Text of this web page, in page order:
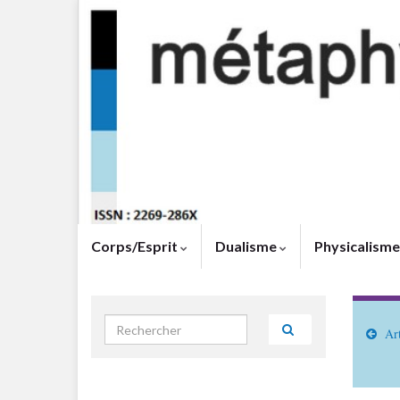
Corps/Esprit Dualisme Physicalisme
Search for: